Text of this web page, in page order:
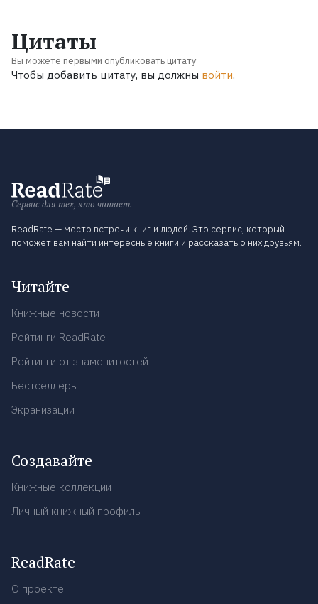
Цитаты
Вы можете первыми опубликовать цитату
Чтобы добавить цитату, вы должны войти.
Сервис для тех, кто читает.
ReadRate — место встречи книг и людей. Это сервис, который
поможет вам найти интересные книги и рассказать о них друзьям.
Читайте
Книжные новости
Рейтинги ReadRate
Рейтинги от знаменитостей
Бестселлеры
Экранизации
Создавайте
Книжные коллекции
Личный книжный профиль
ReadRate
О проекте